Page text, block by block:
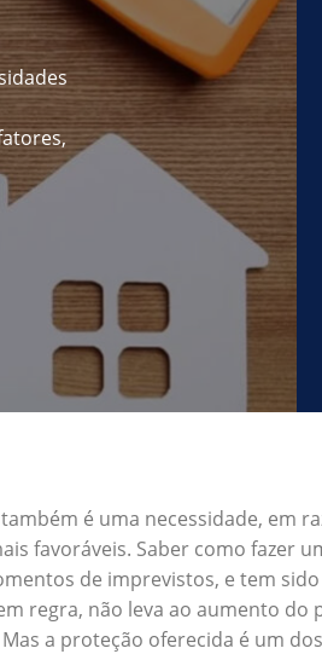
é uma necessidade, em
favoráveis. Saber como fazer
de imprevistos, e tem sido
regra, não leva ao aumento do
a proteção oferecida é um